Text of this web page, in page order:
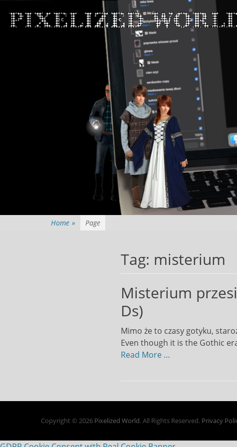
Home » Page
Tag: misterium
Misterium
Ds)
Mimo że to czasy gotyku,
Even though it is the Gothic
Read More …
Copyright © 2026 Pixelized World. All Rights Reserved. Privacy